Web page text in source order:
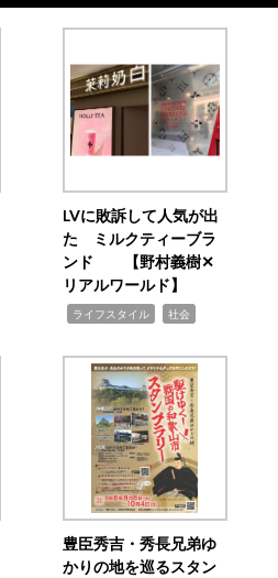
LVに敗訴して人気が出
た ミルクティーブラ
ンド 【野村義樹✕
リアルワールド】
ライフスタイル 社会
豊臣秀吉・秀長兄弟ゆ
かりの地を巡るスタン